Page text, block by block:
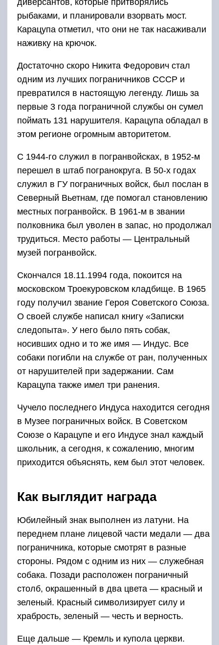
диверсантов, которые притворялись
рыбаками, и планировали взорвать мост.
Карацупа отметил, что они не так насаживали
наживку на крючок.
Достаточно скоро Никита Федорович стал
одним из лучших пограничников СССР и
превратился в настоящую легенду. Лишь за
первые 3 года пограничной службы он сумел
поймать 131 нарушителя. Карацупа обладал в
этом регионе огромным авторитетом.
С 1944-го служил в погранвойсках, в 1952-м
перешел в штаб погранокруга. В 50-х годах
служил в ГУ пограничных войск, был послан в
Северный Вьетнам, где помогал становлению
местных погранвойск. В 1961-м в звании
полковника был уволен в запас, но продолжал
трудиться. Место работы — Центральный
музей погранвойск.
Скончался 18.11.1994 года, покоится на
московском Троекуровском кладбище. В 1965
году получил звание Героя Советского Союза.
О своей службе написал книгу «Записки
следопыта». У него было пять собак,
носивших одно и то же имя — Индус. Все
собаки погибли на службе от ран, полученных
от нарушителей при задержании. Сам
Карацупа также имел три ранения.
Чучело последнего Индуса находится сегодня
в Музее пограничных войск. В Советском
Союзе о Карацупе и его Индусе знал каждый
школьник, а сегодня, к сожалению, многим
приходится объяснять, кем был этот человек.
Как выглядит награда
Юбилейный знак выполнен из латуни. На
переднем плане лицевой части медали — два
пограничника, которые смотрят в разные
стороны. Рядом с одним из них — служебная
собака. Позади расположен пограничный
столб, окрашенный в два цвета — красный и
зеленый. Красный символизирует силу и
храбрость, зеленый — честь и верность.
Еще дальше — Кремль и купола церкви.